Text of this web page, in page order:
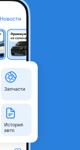
автозапчастей и
где